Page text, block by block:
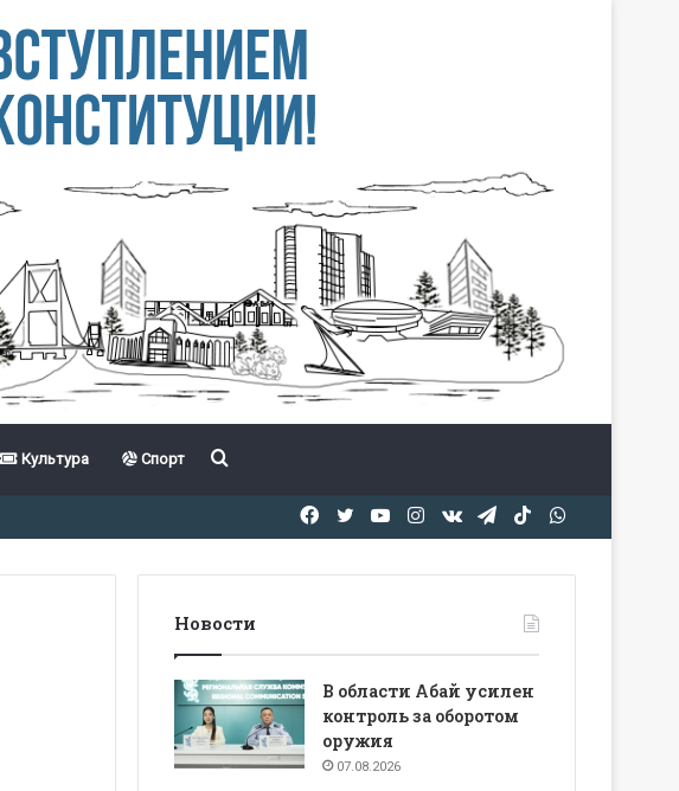
Культура Спорт Іздеу
TikTok
Telegram
vk.com
Instagram
YouTube
Twitter
Facebook
Новости
В области Абай усилен
контроль за оборотом
оружия
07.08.2026